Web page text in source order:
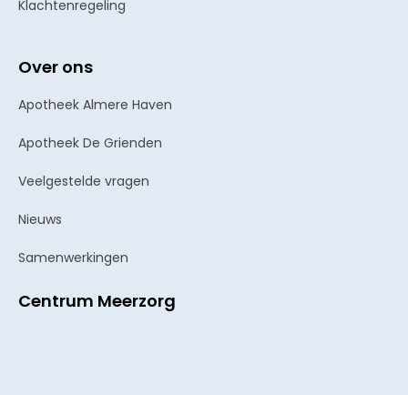
Klachtenregeling
Over ons
Apotheek Almere Haven
Apotheek De Grienden
Veelgestelde vragen
Nieuws
Samenwerkingen
Centrum Meerzorg